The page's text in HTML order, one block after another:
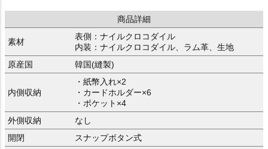
商品詳細
素材
表側：ナイルクロコダイル
内装：ナイルクロコダイル、ラム革、生地
原産国
韓国(縫製)
内側収納
・紙幣入れ×2
・カードホルダー×6
・ポケット×4
外側収納
なし
開閉
スナップボタン式